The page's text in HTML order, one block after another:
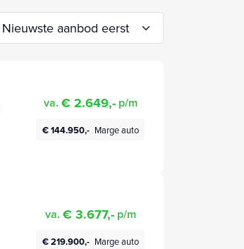
va. € 2.649,- p/m
€ 144.950,- Marge auto
va. € 3.677,- p/m
€ 219.900,- Marge auto